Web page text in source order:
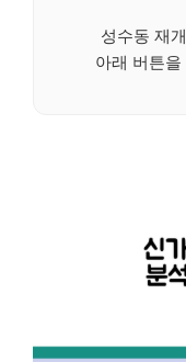
성수동 재
아래 버튼